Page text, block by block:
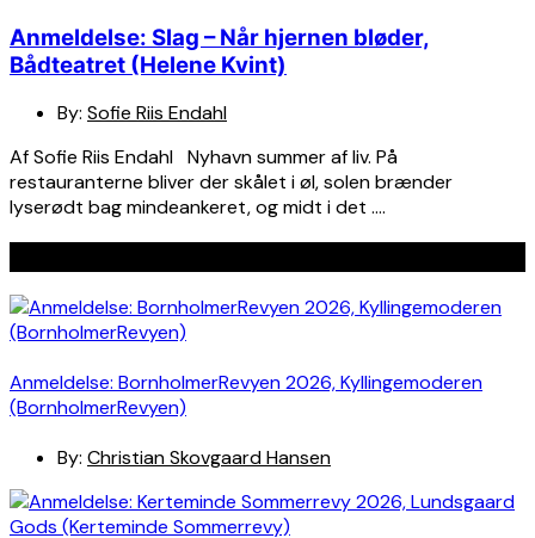
Anmeldelse: Slag – Når hjernen bløder,
Bådteatret (Helene Kvint)
By: Sofie Riis Endahl
Af Sofie Riis Endahl Nyhavn summer af liv. På
restauranterne bliver der skålet i øl, solen brænder
lyserødt bag mindeankeret, og midt i det ….
Anmeldelse: BornholmerRevyen 2026, Kyllingemoderen
(BornholmerRevyen)
By: Christian Skovgaard Hansen